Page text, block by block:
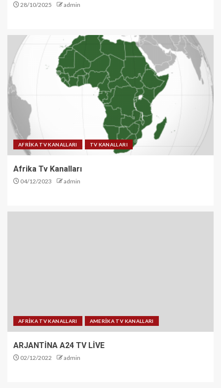
28/10/2025 admin
AFRİKA TV KANALLARI TV KANALLARI
Afrika Tv Kanalları
04/12/2023 admin
AFRİKA TV KANALLARI AMERİKA TV KANALLARI
ARJANTİNA A24 TV LİVE
02/12/2022 admin